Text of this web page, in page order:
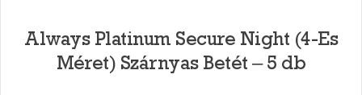
Always Platinum Secure Night (4-Es
Méret) Szárnyas Betét – 5 db